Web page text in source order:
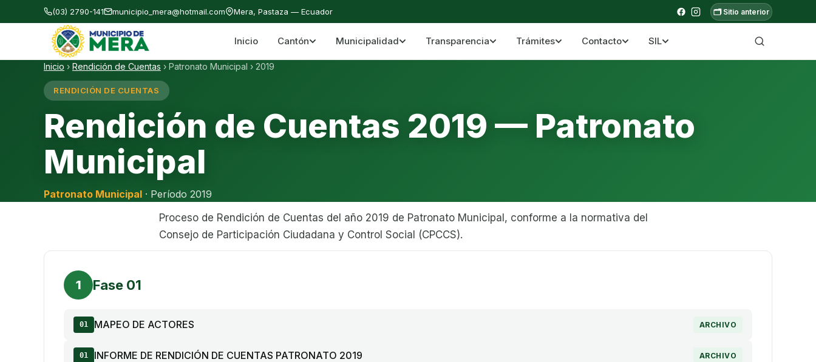
(03) 2790-141 municipio_mera@hotmail.com Mera, Pastaza — Ecuador 🗂️ Sitio anterior
Gobierno Autónomo Descentralizado Municipal del Cantón Mera Cantón Mera · Pastaza · Llanganates y Amazonía ecuatoriana
Inicio Cantón Municipalidad Transparencia Trámites Contacto SIL
Inicio › Rendición de Cuentas › Patronato Municipal › 2019
RENDICIÓN DE CUENTAS
Rendición de Cuentas 2019 — Patronato
Municipal
Patronato Municipal · Período 2019
Proceso de Rendición de Cuentas del año 2019 de Patronato Municipal, conforme a la normativa del
Consejo de Participación Ciudadana y Control Social (CPCCS).
1 Fase 01
01 MAPEO DE ACTORES ARCHIVO
01 INFORME DE RENDICIÓN DE CUENTAS PATRONATO 2019 ARCHIVO